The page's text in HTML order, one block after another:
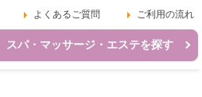
よくあるご質問 ご利用の流れ
スパ・マッサージ・エステを探す